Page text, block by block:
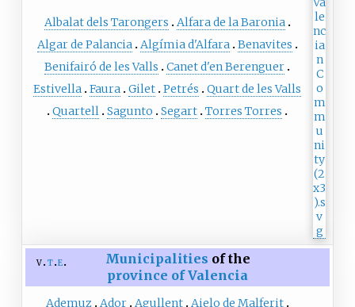
Albalat dels Tarongers
Alfara de la Baronia
Algar de Palancia Algímia d'Alfara Benavites
Benifairó de les Valls
Canet d'en Berenguer
Estivella Faura Gilet Petrés
Quart de les Valls
Quartell Sagunto Segart Torres Torres
v t e Municipalities of the
province of Valencia
Ademuz Ador Agullent Aielo de Malferit